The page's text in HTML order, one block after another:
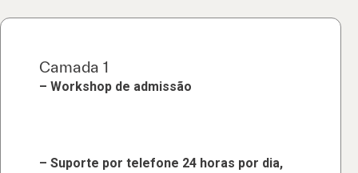
Camada 1
– Workshop de admissão
– Suporte por telefone 24 horas por dia,